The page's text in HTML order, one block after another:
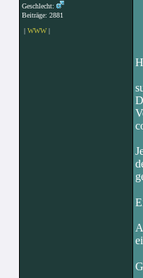
Geschlecht:
Beiträge: 2881
| WWW|